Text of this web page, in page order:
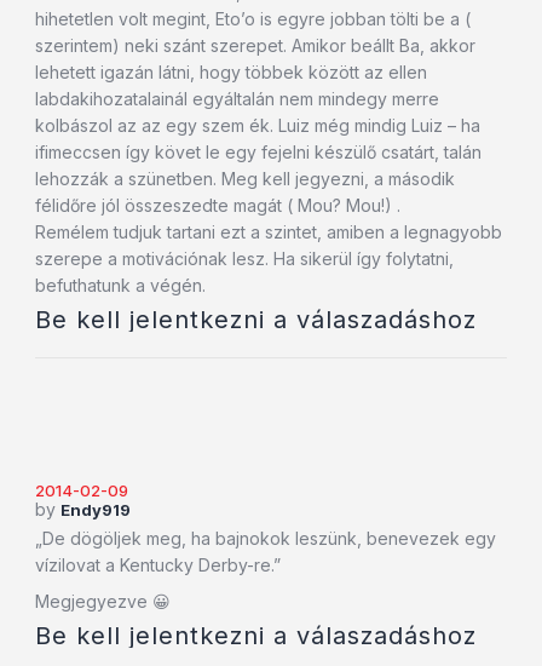
hihetetlen volt megint, Eto’o is egyre jobban tölti be a (
szerintem) neki szánt szerepet. Amikor beállt Ba, akkor
lehetett igazán látni, hogy többek között az ellen
labdakihozatalainál egyáltalán nem mindegy merre
kolbászol az az egy szem ék. Luiz még mindig Luiz – ha
ifimeccsen így követ le egy fejelni készülő csatárt, talán
lehozzák a szünetben. Meg kell jegyezni, a második
félidőre jól összeszedte magát ( Mou? Mou!) .
Remélem tudjuk tartani ezt a szintet, amiben a legnagyobb
szerepe a motivációnak lesz. Ha sikerül így folytatni,
befuthatunk a végén.
Be kell jelentkezni a válaszadáshoz
2014-02-09
by Endy919
„De dögöljek meg, ha bajnokok leszünk, benevezek egy
vízilovat a Kentucky Derby-re.”
Megjegyezve 😀
Be kell jelentkezni a válaszadáshoz